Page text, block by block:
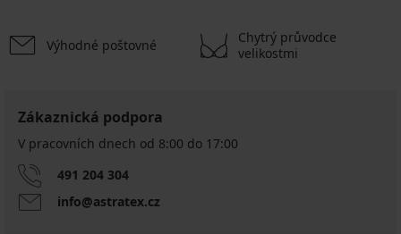
Výhodné poštovné
Chytrý průvodce
velikostmi
Zákaznická podpora
V pracovních dnech od 8:00 do 17:00
491 204 304
info@astratex.cz